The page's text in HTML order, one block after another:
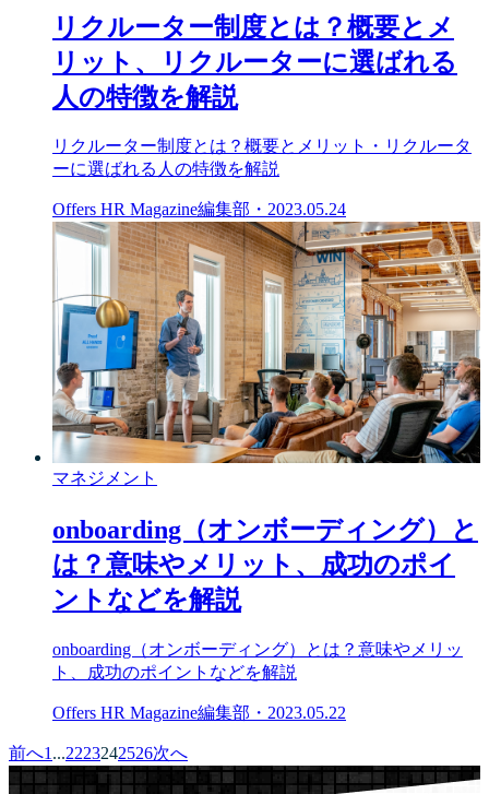
リクルーター制度とは？概要とメ
リット、リクルーターに選ばれる
人の特徴を解説
リクルーター制度とは？概要とメリット・リクルータ
ーに選ばれる人の特徴を解説
Offers HR Magazine編集部 ・ 2023.05.24
マネジメント
onboarding（オンボーディング）と
は？意味やメリット、成功のポイ
ントなどを解説
onboarding（オンボーディング）とは？意味やメリッ
ト、成功のポイントなどを解説
Offers HR Magazine編集部 ・ 2023.05.22
前へ1 ...2223242526次へ